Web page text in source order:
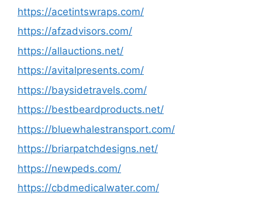
https://acetintswraps.com/
https://afzadvisors.com/
https://allauctions.net/
https://avitalpresents.com/
https://baysidetravels.com/
https://bestbeardproducts.net/
https://bluewhalestransport.com/
https://briarpatchdesigns.net/
https://newpeds.com/
https://cbdmedicalwater.com/